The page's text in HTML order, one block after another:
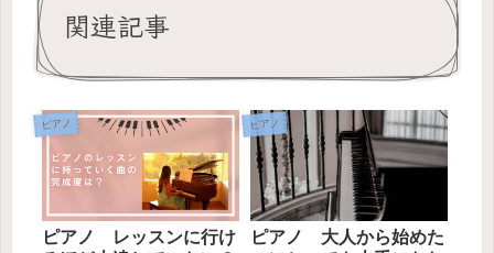
関連記事
ピアノ
ピアノ レッスンに行け
ピアノ
ピアノ 大人から始めた